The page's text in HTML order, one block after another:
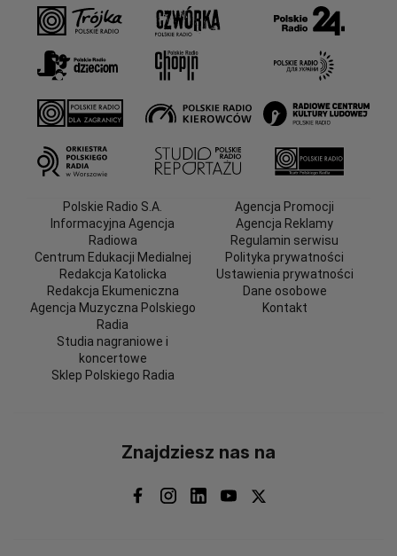
Polskie Radio S.A.
Informacyjna Agencja
Radiowa
Centrum Edukacji Medialnej
Redakcja Katolicka
Redakcja Ekumeniczna
Agencja Muzyczna Polskiego
Radia
Studia nagraniowe i
koncertowe
Sklep Polskiego Radia
Agencja Promocji
Agencja Reklamy
Regulamin serwisu
Polityka prywatności
Ustawienia prywatności
Dane osobowe
Kontakt
Znajdziesz nas na